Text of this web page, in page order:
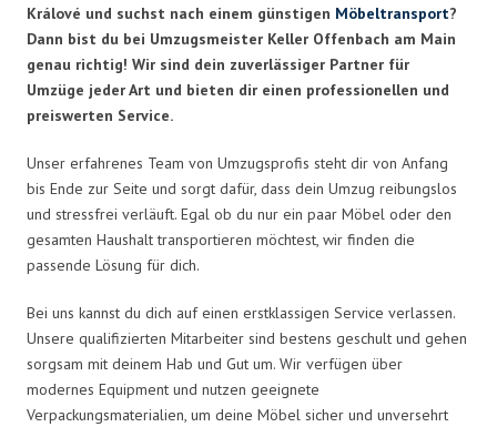
Králové und suchst nach einem günstigen Möbeltransport?
Dann bist du bei Umzugsmeister Keller Offenbach am Main
genau richtig! Wir sind dein zuverlässiger Partner für
Umzüge jeder Art und bieten dir einen professionellen und
preiswerten Service.
Unser erfahrenes Team von Umzugsprofis steht dir von Anfang
bis Ende zur Seite und sorgt dafür, dass dein Umzug reibungslos
und stressfrei verläuft. Egal ob du nur ein paar Möbel oder den
gesamten Haushalt transportieren möchtest, wir finden die
passende Lösung für dich.
Bei uns kannst du dich auf einen erstklassigen Service verlassen.
Unsere qualifizierten Mitarbeiter sind bestens geschult und gehen
sorgsam mit deinem Hab und Gut um. Wir verfügen über
modernes Equipment und nutzen geeignete
Verpackungsmaterialien, um deine Möbel sicher und unversehrt